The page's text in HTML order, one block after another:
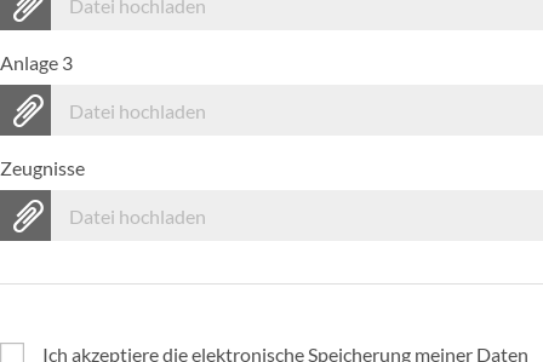
Datei hochladen
Anlage 3
Datei hochladen
Zeugnisse
Datei hochladen
Ich akzeptiere die elektronische Speicherung meiner Daten